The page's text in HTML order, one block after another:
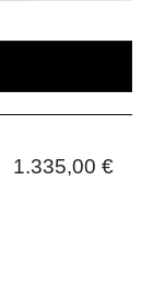
1.335,00 €